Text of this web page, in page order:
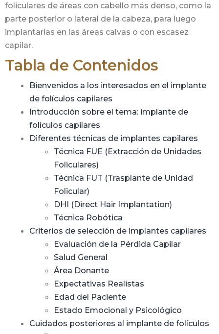
foliculares de áreas con cabello más denso, como la
parte posterior o lateral de la cabeza, para luego
implantarlas en las áreas calvas o con escasez
capilar.
Tabla de Contenidos
Bienvenidos a los interesados en el implante
de folículos capilares
Introducción sobre el tema: implante de
folículos capilares
Diferentes técnicas de implantes capilares
Técnica FUE (Extracción de Unidades
Foliculares)
Técnica FUT (Trasplante de Unidad
Folicular)
DHI (Direct Hair Implantation)
Técnica Robótica
Criterios de selección de implantes capilares
Evaluación de la Pérdida Capilar
Salud General
Área Donante
Expectativas Realistas
Edad del Paciente
Estado Emocional y Psicológico
Cuidados posteriores al implante de folículos